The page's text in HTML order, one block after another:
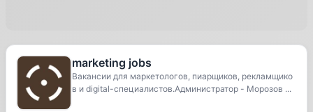
marketing jobs
Вакансии для маркетологов, пиарщиков, рекламщико
в и digital-специалистов.Администратор - Морозов ...